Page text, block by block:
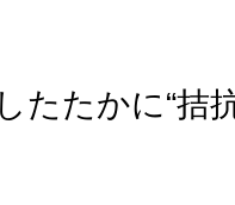
たたかに“拮